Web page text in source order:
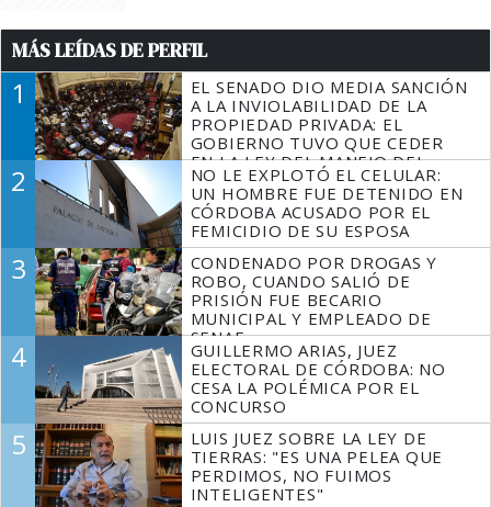
MÁS LEÍDAS DE PERFIL
1
EL SENADO DIO MEDIA SANCIÓN
A LA INVIOLABILIDAD DE LA
PROPIEDAD PRIVADA: EL
GOBIERNO TUVO QUE CEDER
EN LA LEY DEL MANEJO DEL
FUEGO
2
NO LE EXPLOTÓ EL CELULAR:
UN HOMBRE FUE DETENIDO EN
CÓRDOBA ACUSADO POR EL
FEMICIDIO DE SU ESPOSA
3
CONDENADO POR DROGAS Y
ROBO, CUANDO SALIÓ DE
PRISIÓN FUE BECARIO
MUNICIPAL Y EMPLEADO DE
SENAF
4
GUILLERMO ARIAS, JUEZ
ELECTORAL DE CÓRDOBA: NO
CESA LA POLÉMICA POR EL
CONCURSO
5
LUIS JUEZ SOBRE LA LEY DE
TIERRAS: "ES UNA PELEA QUE
PERDIMOS, NO FUIMOS
INTELIGENTES"